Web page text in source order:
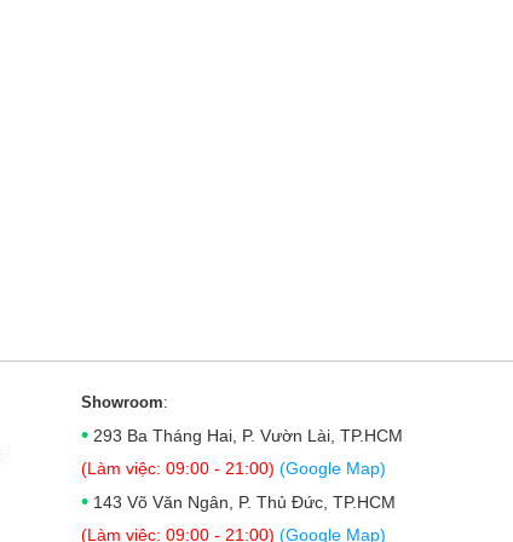
Showroom:
• 293 Ba Tháng Hai, P. Vườn Lài, TP.HCM
(Làm việc: 09:00 - 21:00) (Google Map)
• 143 Võ Văn Ngân, P. Thủ Đức, TP.HCM
(Làm việc: 09:00 - 21:00) (Google Map)